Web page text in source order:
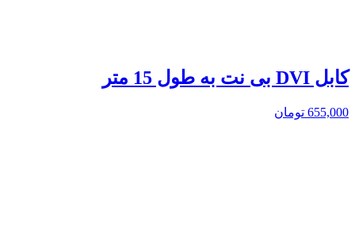
کابل DVI بی نت به طول 15 متر
655,000 تومان